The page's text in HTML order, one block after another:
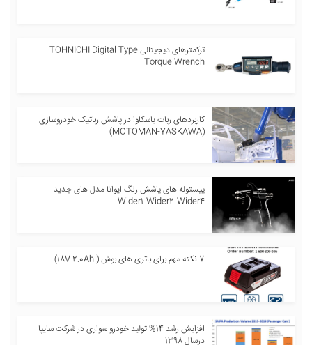
ترکمترهای دیجیتالی TOHNICHI Digital Type
Torque Wrench
کاربردهای ربات یاسکاوا در پاشش رباتیک خودروسازی
(MOTOMAN-YASKAWA)
پیستوله های پاشش رنگ ایواتا مدل های جدید
Wider1-Wider2-Wider4
7 نکته مهم برای باتری های بوش ( 18V 2.0Ah)
افزایش رشد 14% تولید خودرو سواری در شرکت سایپا
درسال 1398